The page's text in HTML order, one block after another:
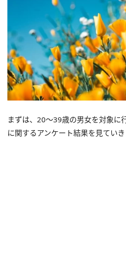
まずは、20～39歳の男女を対象に
に関するアンケート結果を見ていき